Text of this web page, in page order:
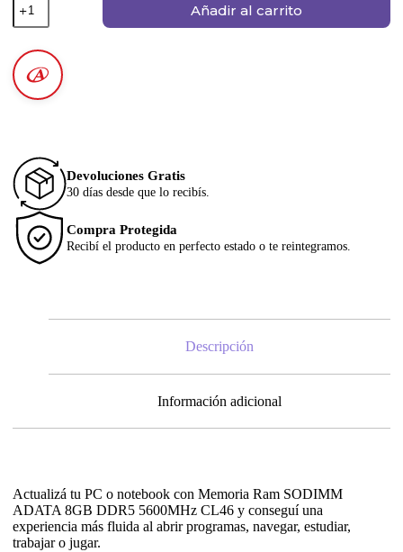
Añadir al carrito
Devoluciones Gratis
30 días desde que lo recibís.
Compra Protegida
Recibí el producto en perfecto estado o te reintegramos.
Descripción
Información adicional
Actualizá tu PC o notebook con Memoria Ram SODIMM
ADATA 8GB DDR5 5600MHz CL46 y conseguí una
experiencia más fluida al abrir programas, navegar, estudiar,
trabajar o jugar.